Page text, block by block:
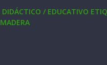
DIDÁCTICO / EDUCATIVO
MADERA